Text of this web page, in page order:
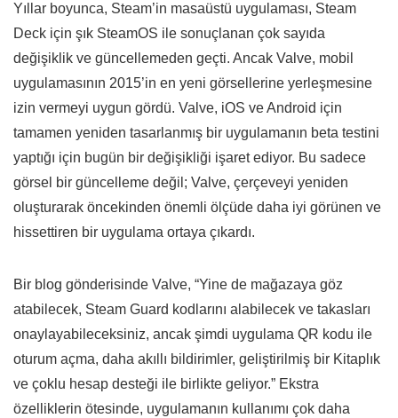
Yıllar boyunca, Steam’in masaüstü uygulaması, Steam
Deck için şık SteamOS ile sonuçlanan çok sayıda
değişiklik ve güncellemeden geçti. Ancak Valve, mobil
uygulamasının 2015’in en yeni görsellerine yerleşmesine
izin vermeyi uygun gördü. Valve, iOS ve Android için
tamamen yeniden tasarlanmış bir uygulamanın beta testini
yaptığı için bugün bir değişikliği işaret ediyor. Bu sadece
görsel bir güncelleme değil; Valve, çerçeveyi yeniden
oluşturarak öncekinden önemli ölçüde daha iyi görünen ve
hissettiren bir uygulama ortaya çıkardı.
Bir blog gönderisinde Valve, “Yine de mağazaya göz
atabilecek, Steam Guard kodlarını alabilecek ve takasları
onaylayabileceksiniz, ancak şimdi uygulama QR kodu ile
oturum açma, daha akıllı bildirimler, geliştirilmiş bir Kitaplık
ve çoklu hesap desteği ile birlikte geliyor.” Ekstra
özelliklerin ötesinde, uygulamanın kullanımı çok daha